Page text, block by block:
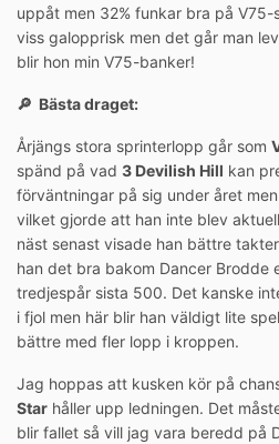
uppåt men 32% funkar bra på
viss galopprisk men det går man
blir hon min V75-banker!
🔎 Bästa draget:
Årjängs stora sprinterlopp går som
spänd på vad 3 Devilish Hill kan
förväntningar på sig under året
vilket gjorde att han inte blev
näst senast visade han bättre
han det bra bakom Dancer
tredjespår sista 500. Det kanske
i fjol men här blir han väldigt lite
bättre med fler lopp i kroppen.
Jag hoppas att kusken kör på
Star håller upp ledningen. Det
blir fallet så vill jag vara beredd på